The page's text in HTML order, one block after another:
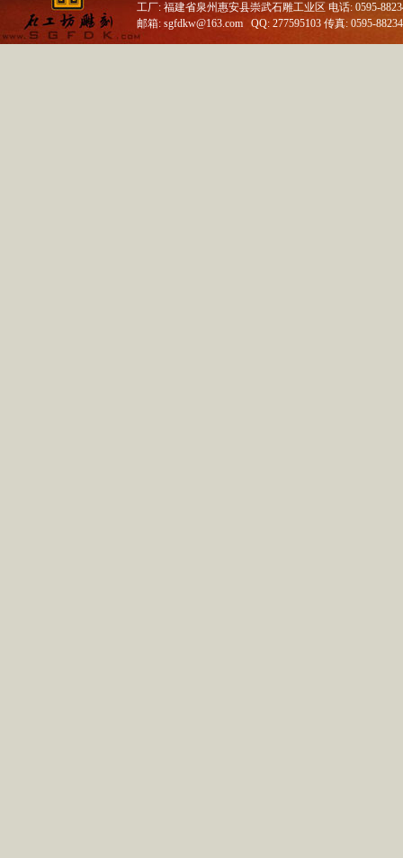
工厂: 福建省泉州惠安县崇武石雕工业区 电话: 0595-
邮箱: sgfdkw@163.com QQ: 277595103 传真: 0595-